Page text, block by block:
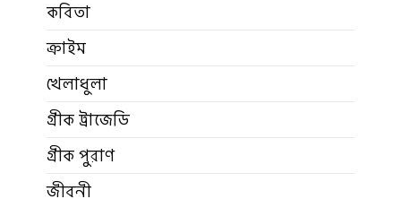
কবিতা
ক্রাইম
খেলাধুলা
গ্রীক ট্রাজেডি
গ্রীক পুরাণ
জীবনী